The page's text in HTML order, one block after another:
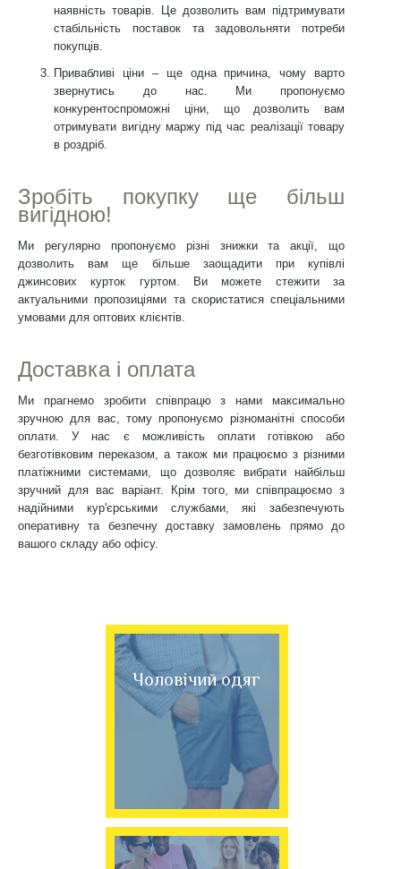
наявність товарів. Це дозволить вам підтримувати
стабільність поставок та задовольняти потреби
покупців.
Привабливі ціни – ще одна причина, чому варто
звернутись до нас. Ми пропонуємо
конкурентоспроможні ціни, що дозволить вам
отримувати вигідну маржу під час реалізації товару
в роздріб.
Зробіть покупку ще більш
вигідною!
Ми регулярно пропонуємо різні знижки та акції, що
дозволить вам ще більше заощадити при купівлі
джинсових курток гуртом. Ви можете стежити за
актуальними пропозиціями та скористатися спеціальними
умовами для оптових клієнтів.
Доставка і оплата
Ми прагнемо зробити співпрацю з нами максимально
зручною для вас, тому пропонуємо різноманітні способи
оплати. У нас є можливість оплати готівкою або
безготівковим переказом, а також ми працюємо з різними
платіжними системами, що дозволяє вибрати найбільш
зручний для вас варіант. Крім того, ми співпрацюємо з
надійними кур'єрськими службами, які забезпечують
оперативну та безпечну доставку замовлень прямо до
вашого складу або офісу.
Чоловічий одяг